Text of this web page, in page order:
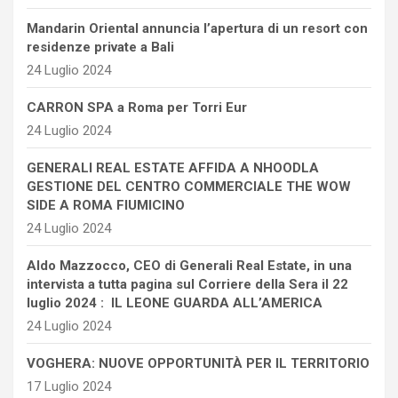
Mandarin Oriental annuncia l’apertura di un resort con
residenze private a Bali
24 Luglio 2024
CARRON SPA a Roma per Torri Eur
24 Luglio 2024
GENERALI REAL ESTATE AFFIDA A NHOODLA
GESTIONE DEL CENTRO COMMERCIALE THE WOW
SIDE A ROMA FIUMICINO
24 Luglio 2024
Aldo Mazzocco, CEO di Generali Real Estate, in una
intervista a tutta pagina sul Corriere della Sera il 22
luglio 2024 : IL LEONE GUARDA ALL’AMERICA
24 Luglio 2024
VOGHERA: NUOVE OPPORTUNITÀ PER IL TERRITORIO
17 Luglio 2024